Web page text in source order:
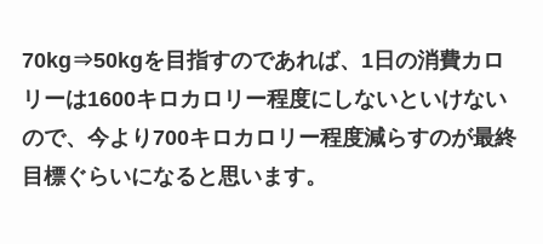
70kg⇒50kgを目指すのであれば、1日の消費カロ
リーは1600キロカロリー程度にしないといけない
ので、今より700キロカロリー程度減らすのが最終
目標ぐらいになると思います。